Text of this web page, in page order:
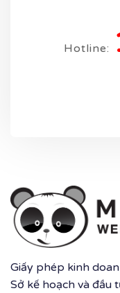
Hotline:
Giấy phép kinh
Sở kế hoạch và đầu